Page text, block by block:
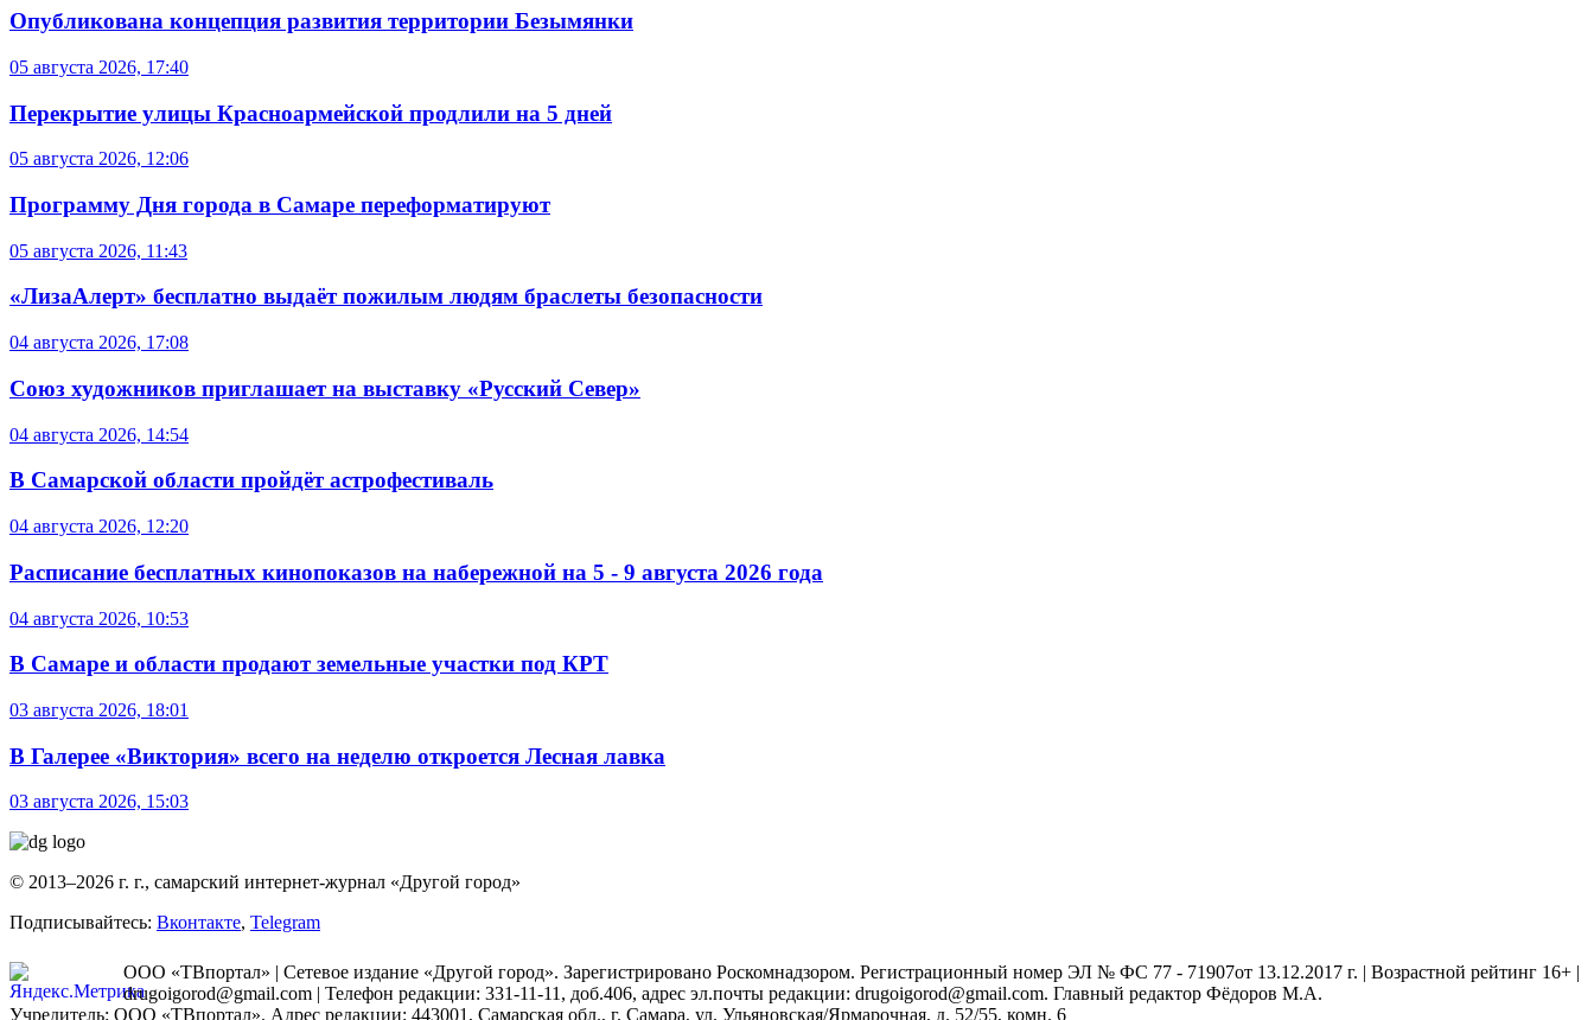
Опубликована концепция развития территории Безымянки
05 августа 2026, 17:40
Перекрытие улицы Красноармейской продлили на 5 дней
05 августа 2026, 12:06
Программу Дня города в Самаре переформатируют
05 августа 2026, 11:43
«ЛизаАлерт» бесплатно выдаёт пожилым людям браслеты безопасности
04 августа 2026, 17:08
Союз художников приглашает на выставку «Русский Север»
04 августа 2026, 14:54
В Самарской области пройдёт астрофестиваль
04 августа 2026, 12:20
Расписание бесплатных кинопоказов на набережной на 5 - 9 августа 2026 года
04 августа 2026, 10:53
В Самаре и области продают земельные участки под КРТ
03 августа 2026, 18:01
В Галерее «Виктория» всего на неделю откроется Лесная лавка
03 августа 2026, 15:03
© 2013–2026 г. г., самарский интернет-журнал «Другой город»
Подписывайтесь: Вконтакте, Telegram
ООО «ТВпортал» | Сетевое издание «Другой город». Зарегистрировано Роскомнадзором. Регистрационный номер ЭЛ № ФС 77 - 71907от 13.12.2017 г. | Возрастной рейтинг 16+ |
drugoigorod@gmail.com | Телефон редакции: 331-11-11, доб.406, адрес эл.почты редакции: drugoigorod@gmail.com. Главный редактор Фёдоров М.А.
Учредитель: ООО «ТВпортал». Адрес редакции: 443001, Самарская обл., г. Самара, ул. Ульяновская/Ярмарочная, д. 52/55, комн. 6